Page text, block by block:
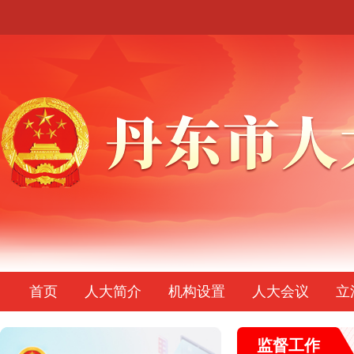
首页 人大简介 机构设置 人大会议 立
监督工作